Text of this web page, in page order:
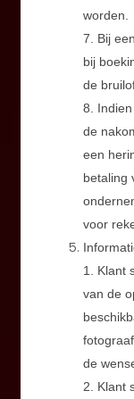
worden.
7. Bij
bij
de
8.
de
een
betaling
voor
1. Klant
van de
de
2. Klant